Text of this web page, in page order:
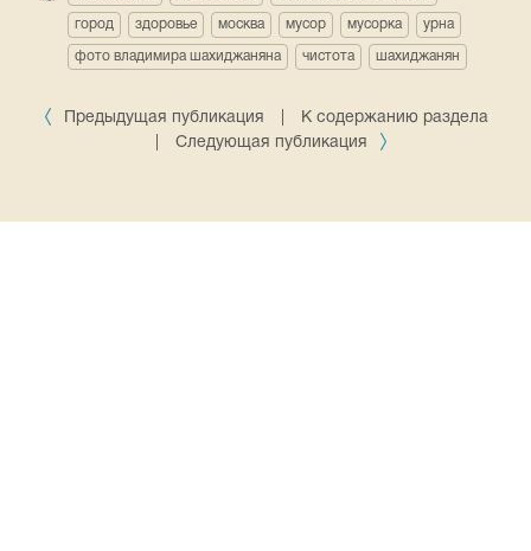
город здоровье москва мусор мусорка урна
фото владимира шахиджаняна чистота шахиджанян
Предыдущая публикация
К содержанию раздела
Следующая публикация